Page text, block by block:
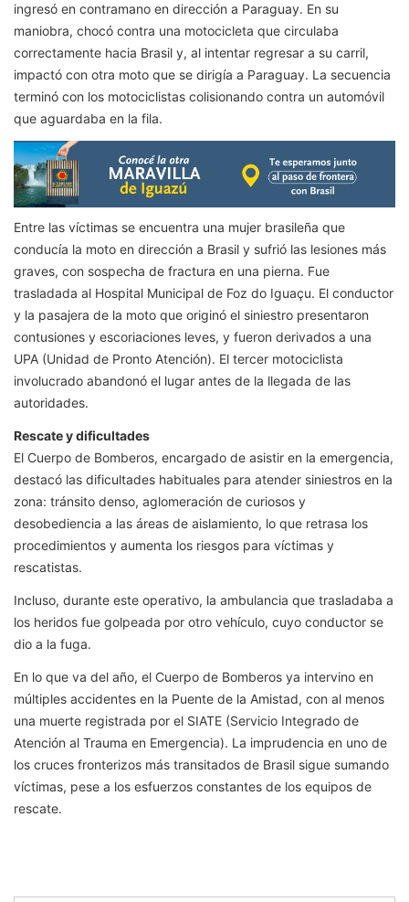
ingresó en contramano en dirección a Paraguay. En su
maniobra, chocó contra una motocicleta que circulaba
correctamente hacia Brasil y, al intentar regresar a su carril,
impactó con otra moto que se dirigía a Paraguay. La secuencia
terminó con los motociclistas colisionando contra un automóvil
que aguardaba en la fila.
Entre las víctimas se encuentra una mujer brasileña que
conducía la moto en dirección a Brasil y sufrió las lesiones más
graves, con sospecha de fractura en una pierna. Fue
trasladada al Hospital Municipal de Foz do Iguaçu. El conductor
y la pasajera de la moto que originó el siniestro presentaron
contusiones y escoriaciones leves, y fueron derivados a una
UPA (Unidad de Pronto Atención). El tercer motociclista
involucrado abandonó el lugar antes de la llegada de las
autoridades.
Rescate y dificultades
El Cuerpo de Bomberos, encargado de asistir en la emergencia,
destacó las dificultades habituales para atender siniestros en la
zona: tránsito denso, aglomeración de curiosos y
desobediencia a las áreas de aislamiento, lo que retrasa los
procedimientos y aumenta los riesgos para víctimas y
rescatistas.
Incluso, durante este operativo, la ambulancia que trasladaba a
los heridos fue golpeada por otro vehículo, cuyo conductor se
dio a la fuga.
En lo que va del año, el Cuerpo de Bomberos ya intervino en
múltiples accidentes en la Puente de la Amistad, con al menos
una muerte registrada por el SIATE (Servicio Integrado de
Atención al Trauma en Emergencia). La imprudencia en uno de
los cruces fronterizos más transitados de Brasil sigue sumando
víctimas, pese a los esfuerzos constantes de los equipos de
rescate.